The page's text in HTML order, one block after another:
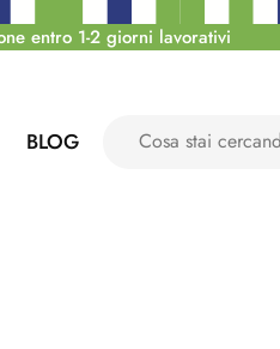
entro 1-2 giorni lavorativi
BLOG